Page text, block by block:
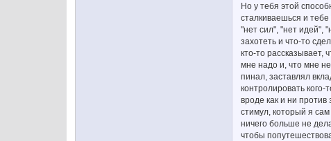
Но у тебя этой
сталкиваешься и
"нет сил", "нет идей",
захотеть и что-то
кто-то рассказывает,
мне надо и, что мне
пинал, заставлял
контролировать
вроде как и ни
стимул, который я
ничего больше не
чтобы